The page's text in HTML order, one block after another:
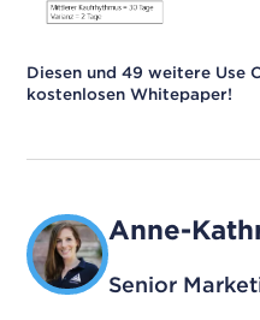
Diesen und 49 weitere Use
kostenlosen Whitepaper!
Anne-
Senior